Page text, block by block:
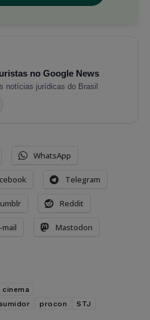
no Google News
notícias jurídicas do Brasil
WhatsApp
Telegram
Reddit
mail Mastodon
cinema
procon STJ